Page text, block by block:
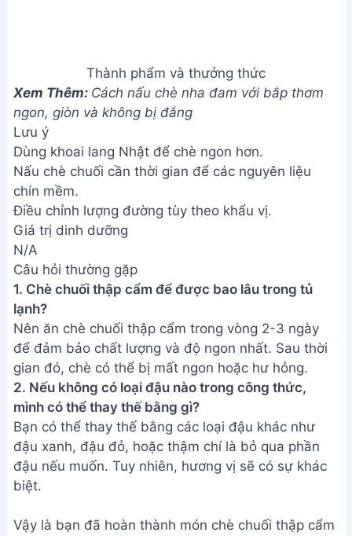
Thành phẩm và thưởng thức
Xem Thêm: Cách nấu chè nha đam với bắp thơm
ngon, giòn và không bị đắng
Lưu ý
Dùng khoai lang Nhật để chè ngon hơn.
Nấu chè chuối cần thời gian để các nguyên liệu
chín mềm.
Điều chỉnh lượng đường tùy theo khẩu vị.
Giá trị dinh dưỡng
N/A
Câu hỏi thường gặp
1. Chè chuối thập cẩm để được bao lâu trong tủ
lạnh?
Nên ăn chè chuối thập cẩm trong vòng 2-3 ngày
để đảm bảo chất lượng và độ ngon nhất. Sau thời
gian đó, chè có thể bị mất ngon hoặc hư hỏng.
2. Nếu không có loại đậu nào trong công thức,
mình có thể thay thế bằng gì?
Bạn có thể thay thế bằng các loại đậu khác như
đậu xanh, đậu đỏ, hoặc thậm chí là bỏ qua phần
đậu nếu muốn. Tuy nhiên, hương vị sẽ có sự khác
biệt.
Vậy là bạn đã hoàn thành món chè chuối thập cẩm